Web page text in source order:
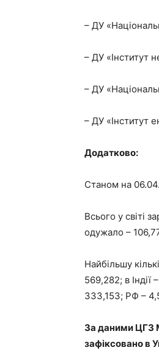
– ДУ
– ДУ «Інститут
– ДУ
– ДУ «Інститут
Додатково:
Станом на
Всього у світі
одужало –
Найбільшу
569,282; в Індії
333,153; РФ –
За даними ЦГЗ
зафіксовано в